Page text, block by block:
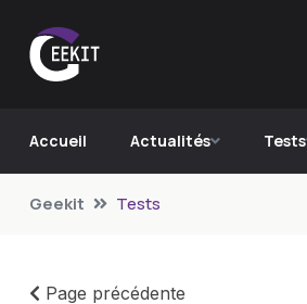
Accueil Actualités Tests
Geekit Tests
Page précédente